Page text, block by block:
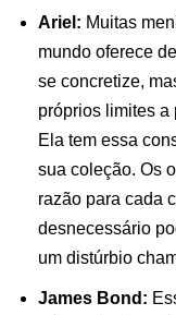
Ariel: Muitas
mundo oferece
se concretize,
próprios limites a
Ela tem essa
sua coleção. Os
razão para cada
desnecessário
um distúrbio
James Bond: